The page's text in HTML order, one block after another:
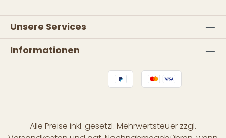
Unsere Services
Informationen
Alle Preise inkl. gesetzl. Mehrwertsteuer zzgl.